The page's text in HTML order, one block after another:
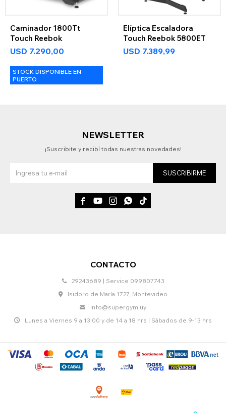
Caminador 1800Tt
Touch Reebok
USD 7.290,00
STOCK DISPONIBLE EN
PUERTO
Elíptica Escaladora
Touch Reebok 5800ET
USD 7.389,99
CONTACTO
29243689 | Service 099807743
Isidoro de María 1727, Montevideo
info@supergym.uy
Lunes a Viernes 9 a 13:00 y de 14 a 18 hrs | Sábados de 9-13 hrs
NEWSLETTER
¡Suscribite y recibí todas nuestras novedades!
SUSCRIBIRME
    